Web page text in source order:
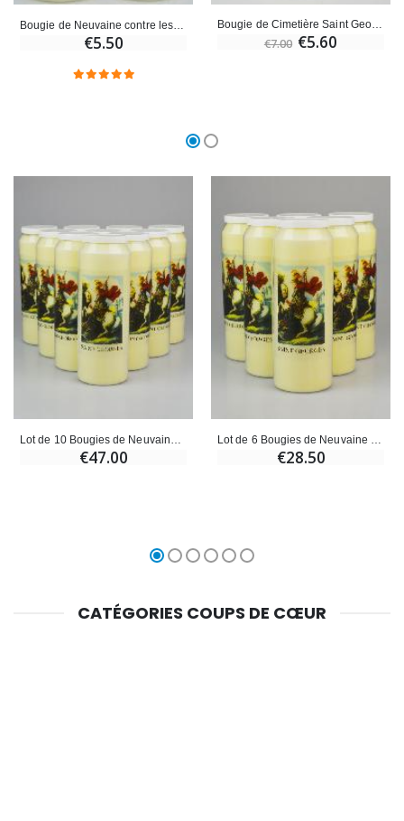
Bougie de Neuvaine contre les Ennemis - Saint Georges
€5.50
Bougie de Cimetière Saint Georges
€7.00 €5.60
€47.00 €28.50
CATÉGORIES COUPS DE CŒUR